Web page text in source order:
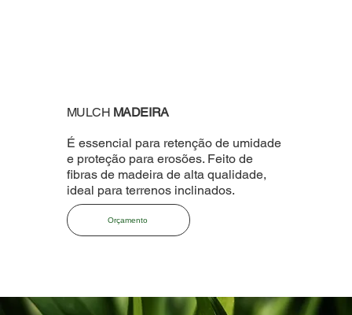
MULCH MADEIRA
É essencial para retenção de umidade
e proteção para erosões. Feito de
fibras de madeira de alta qualidade,
ideal para terrenos inclinados.
Orçamento